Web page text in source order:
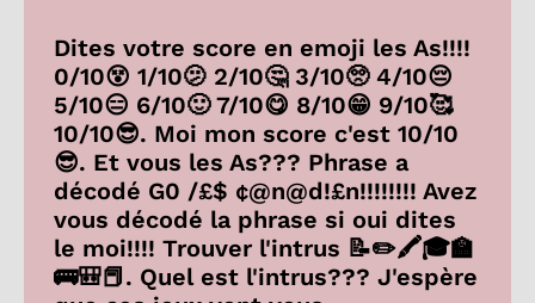
Dites votre score en emoji les As!!!!
0/10😵 1/10🫤 2/10🤔 3/10🥺 4/10😔
5/10😑 6/10🙂 7/10😋 8/10😁 9/10🥰
10/10😎. Moi mon score c'est 10/10
😎. Et vous les As??? Phrase a
décodé G0 /£$ ¢@n@d!£n!!!!!!!! Avez
vous décodé la phrase si oui dites
le moi!!!! Trouver l'intrus 📝✏️🖍️🎓🏫
🚌🎒📕. Quel est l'intrus??? J'espère